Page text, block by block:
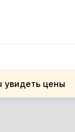
увидеть цены